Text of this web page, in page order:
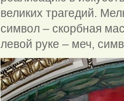
великих трагедий.
символ – скорбная
левой руке – меч,